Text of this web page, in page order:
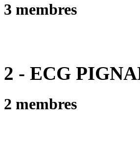
3 membres
2 - ECG
2 membres